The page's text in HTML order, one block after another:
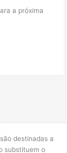
a próxima
destinadas a
substituem o